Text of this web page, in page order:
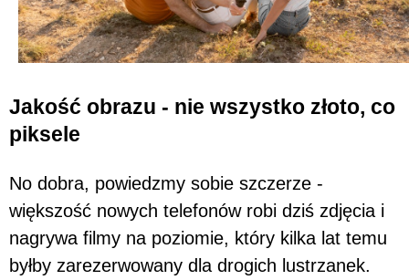
Jakość obrazu - nie wszystko złoto, co
piksele
No dobra, powiedzmy sobie szczerze -
większość nowych telefonów robi dziś zdjęcia i
nagrywa filmy na poziomie, który kilka lat temu
byłby zarezerwowany dla drogich lustrzanek.